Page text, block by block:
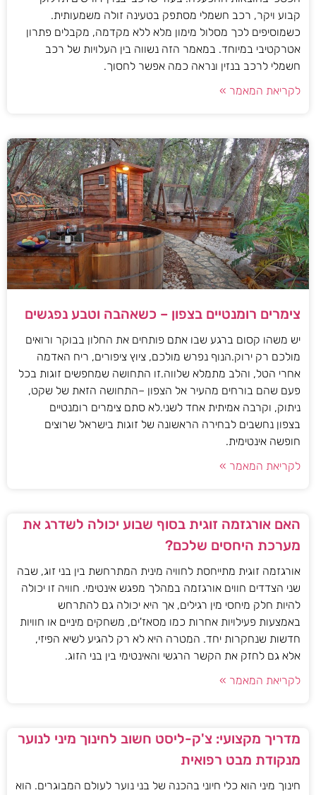
קבוע ויקר, רכב חשמלי מסתפק בטעינה זולה משמעותית.
כשמוסיפים לכך מסלול מימון מלא ללא מקדמה, מקבלים פתרון
אטרקטיבי במיוחד. במאמר הזה נשווה בין העלויות של רכב
חשמלי לרכב בנזין ונראה כמה אפשר לחסוך.
לקריאת המאמר »
צימרים רומנטיים בצפון – כשאהבה וטבע נפגשים
יש משהו קסום ברגע שבו אתם פותחים את החלון בבוקר ורואים
מולכם רק ירוק.הנוף נפרש מולכם, ציוץ ציפורים, ריח האדמה
אחרי הטל, והלב מתמלא שלווה.זו התחושה שמחפשים זוגות בכל
פעם שהם בורחים מהעיר אל הצפון –התחושה הזאת של שקט,
ניתוק, וקרבה אמיתית אחד לשני.לא סתם צימרים רומנטיים
בצפון נחשבים לבחירה הראשונה של זוגות בישראל שרוצים
חופשה אינטימית.
לקריאת המאמר »
האם אורגזמה זוגית בסוף שבוע יכולה לשדרג את
מערכת היחסים שלכם?
אורגזמה זוגית מתייחסת לחוויה מינית המתרחשת בין בני זוג, שבה
שני הצדדים חווים אורגזמה במהלך מפגש אינטימי. חוויה זו יכולה
להיות חלק מיחסי מין רגילים, אך היא יכולה גם להתרחש
באמצעות פעילויות אחרות כמו מסאז'ים, משחקים מיניים או חוויות
חדשות שנחקרות יחד. המטרה היא לא רק להגיע לשיא הפיזי,
אלא גם לחזק את הקשר הרגשי והאינטימי בין בני הזוג.
לקריאת המאמר »
מדריך מקצועי: צ'ק-ליסט חשוב לחינוך מיני לנוער
מנקודת מבט רפואית
חינוך מיני הוא כלי חיוני בהכנה של בני נוער לעולם המבוגרים. הוא